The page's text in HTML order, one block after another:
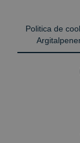
Politica de
Política